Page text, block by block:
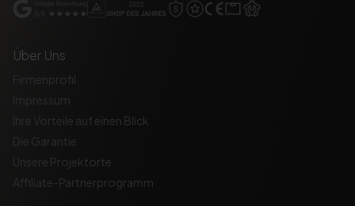
Über Uns
Firmenprofil
Impressum
Ihre Vorteile auf einen Blick
Die Garantie
Unsere Projektorte
Affiliate-Partnerprogramm